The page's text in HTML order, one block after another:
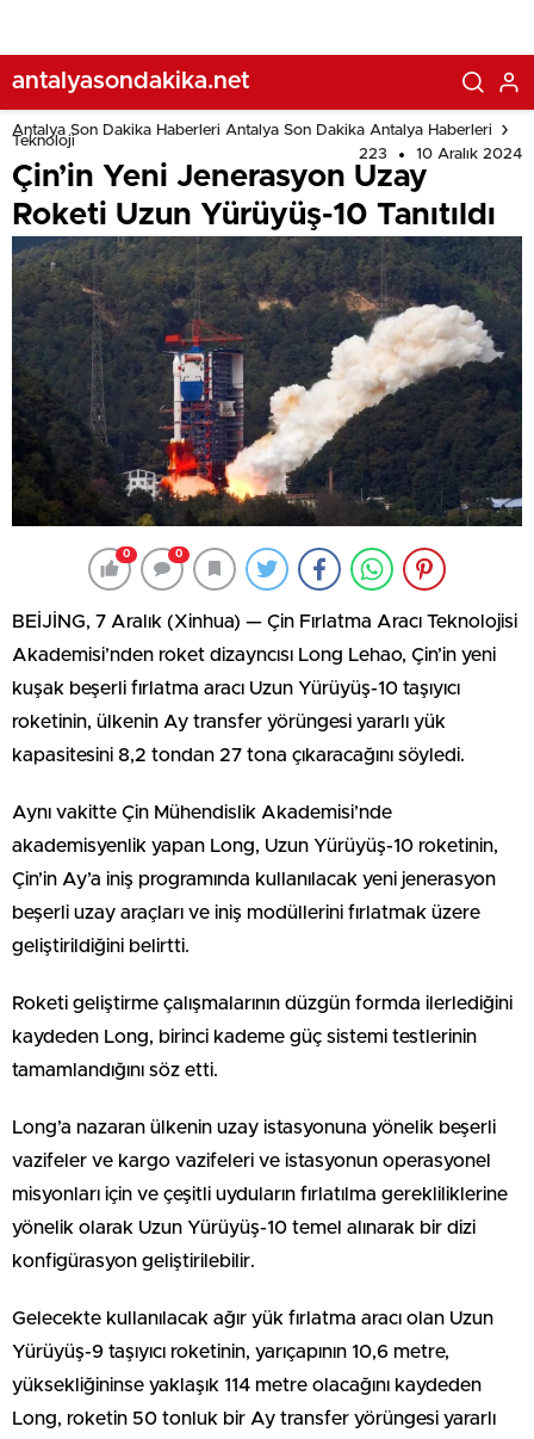
antalyasondakika.net
Antalya Son Dakika Haberleri Antalya Son Dakika Antalya Haberleri
Teknoloji
223
10 Aralık 2024
Çin’in Yeni Jenerasyon Uzay
Roketi Uzun Yürüyüş-10 Tanıtıldı
0 0
BEİJİNG, 7 Aralık (Xinhua) — Çin Fırlatma Aracı Teknolojisi
Akademisi’nden roket dizayncısı Long Lehao, Çin’in yeni
kuşak beşerli fırlatma aracı Uzun Yürüyüş-10 taşıyıcı
roketinin, ülkenin Ay transfer yörüngesi yararlı yük
kapasitesini 8,2 tondan 27 tona çıkaracağını söyledi.
Aynı vakitte Çin Mühendislik Akademisi’nde
akademisyenlik yapan Long, Uzun Yürüyüş-10 roketinin,
Çin’in Ay’a iniş programında kullanılacak yeni jenerasyon
beşerli uzay araçları ve iniş modüllerini fırlatmak üzere
geliştirildiğini belirtti.
Roketi geliştirme çalışmalarının düzgün formda ilerlediğini
kaydeden Long, birinci kademe güç sistemi testlerinin
tamamlandığını söz etti.
Long’a nazaran ülkenin uzay istasyonuna yönelik beşerli
vazifeler ve kargo vazifeleri ve istasyonun operasyonel
misyonları için ve çeşitli uyduların fırlatılma gerekliliklerine
yönelik olarak Uzun Yürüyüş-10 temel alınarak bir dizi
konfigürasyon geliştirilebilir.
Gelecekte kullanılacak ağır yük fırlatma aracı olan Uzun
Yürüyüş-9 taşıyıcı roketinin, yarıçapının 10,6 metre,
yüksekliğininse yaklaşık 114 metre olacağını kaydeden
Long, roketin 50 tonluk bir Ay transfer yörüngesi yararlı